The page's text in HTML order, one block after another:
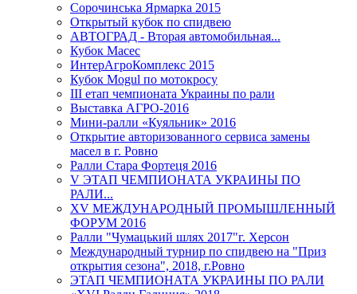
Сорочинська Ярмарка 2015
Открытый кубок по спидвею
АВТОГРАД - Вторая автомобильная...
Кубок Масес
ИнтерАгроКомплекс 2015
Кубок Mogul по мотокросу
ІІІ етап чемпионата Украины по рали
Выставка АГРО-2016
Мини-ралли «Куяльник» 2016
Открытие авторизованного сервиса замены
масел в г. Ровно
Ралли Стара Фортеця 2016
V ЭТАП ЧЕМПИОНАТА УКРАИНЫ ПО
РАЛИ...
XV МЕЖДУНАРОДНЫЙ ПРОМЫШЛЕННЫЙ
ФОРУМ 2016
Ралли "Чумацький шлях 2017"г. Херсон
Международный турнир по спидвею на "Приз
открытия сезона", 2018, г.Ровно
ЭТАП ЧЕМПИОНАТА УКРАИНЫ ПО РАЛИ